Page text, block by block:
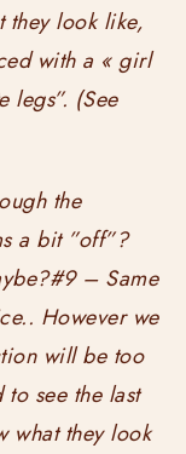
they look like,
with a « girl
legs”. (See
the
a bit ”off”?
– Same
However we
will be too
to see the last
what they look